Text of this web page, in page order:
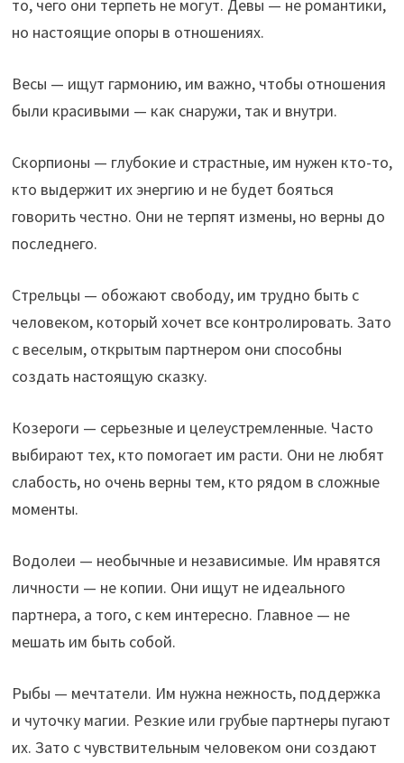
то, чего они терпеть не могут. Девы — не романтики,
но настоящие опоры в отношениях.
Весы — ищут гармонию, им важно, чтобы отношения
были красивыми — как снаружи, так и внутри.
Скорпионы — глубокие и страстные, им нужен кто-то,
кто выдержит их энергию и не будет бояться
говорить честно. Они не терпят измены, но верны до
последнего.
Стрельцы — обожают свободу, им трудно быть с
человеком, который хочет все контролировать. Зато
с веселым, открытым партнером они способны
создать настоящую сказку.
Козероги — серьезные и целеустремленные. Часто
выбирают тех, кто помогает им расти. Они не любят
слабость, но очень верны тем, кто рядом в сложные
моменты.
Водолеи — необычные и независимые. Им нравятся
личности — не копии. Они ищут не идеального
партнера, а того, с кем интересно. Главное — не
мешать им быть собой.
Рыбы — мечтатели. Им нужна нежность, поддержка
и чуточку магии. Резкие или грубые партнеры пугают
их. Зато с чувствительным человеком они создают